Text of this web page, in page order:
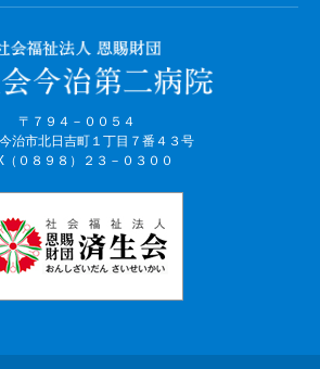
〒７９４－００５４
治市北日吉町１丁目７番４３号
（０８９８）２３－０３００